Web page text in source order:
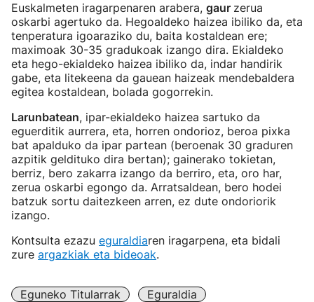
Euskalmeten iragarpenaren arabera, gaur zerua
oskarbi agertuko da. Hegoaldeko haizea ibiliko da, eta
tenperatura igoaraziko du, baita kostaldean ere;
maximoak 30-35 gradukoak izango dira. Ekialdeko
eta hego-ekialdeko haizea ibiliko da, indar handirik
gabe, eta litekeena da gauean haizeak mendebaldera
egitea kostaldean, bolada gogorrekin.
Larunbatean, ipar-ekialdeko haizea sartuko da
eguerditik aurrera, eta, horren ondorioz, beroa pixka
bat apalduko da ipar partean (beroenak 30 graduren
azpitik geldituko dira bertan); gainerako tokietan,
berriz, bero zakarra izango da berriro, eta, oro har,
zerua oskarbi egongo da. Arratsaldean, bero hodei
batzuk sortu daitezkeen arren, ez dute ondoriorik
izango.
Kontsulta ezazu eguraldiaren iragarpena, eta bidali
zure argazkiak eta bideoak.
Eguneko Titularrak
Eguraldia